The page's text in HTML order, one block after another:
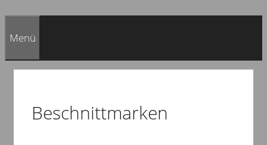
Menü
Beschnittmarken